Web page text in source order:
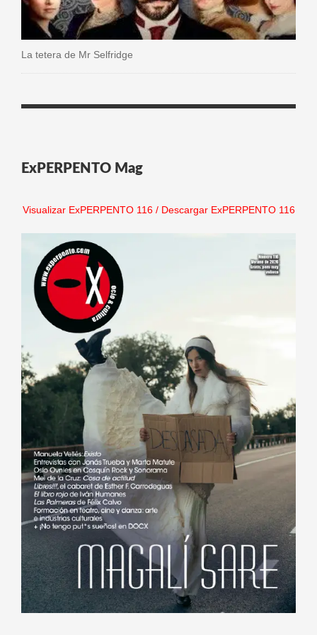
La tetera de Mr Selfridge
ExPERPENTO Mag
Visualizar ExPERPENTO 116/ Descargar ExPERPENTO 116